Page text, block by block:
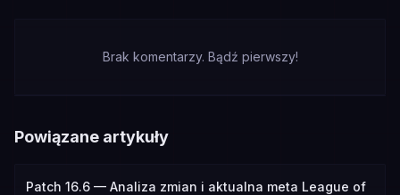
Brak komentarzy. Bądź pierwszy!
Powiązane artykuły
Patch 16.6 — Analiza zmian i aktualna meta League of